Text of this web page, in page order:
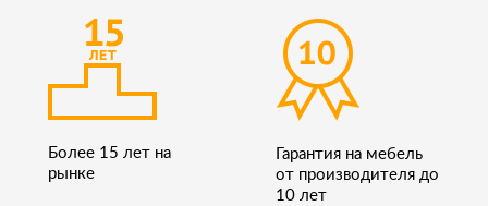
Более 15 лет на
рынке
Гарантия на мебель
от производителя до
10 лет